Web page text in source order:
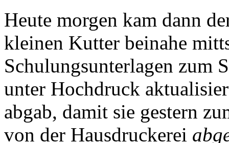
Heute morgen kam dann
kleinen Kutter beinahe
Schulungsunterlagen zum
unter Hochdruck
abgab, damit sie gestern
von der Hausdruckerei